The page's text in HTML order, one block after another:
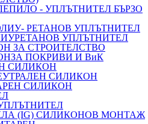
- УПЛЪТНИТЕЛ БЪРЗО
РЕТАНОВ УПЛЪТНИТЕЛ
УПЛЪТНИТЕЛ
ЗА СТРОИТЕЛСТВО
ПОКРИВИ И ВиК
СИЛИКОН
СИЛИКОН
СИЛИКОН
(IG) СИЛИКОНОВ МОНТАЖ